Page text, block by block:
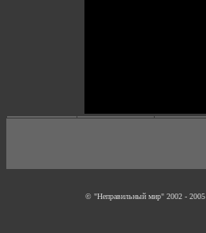
© "Неправильный мир" 2002 - 2005